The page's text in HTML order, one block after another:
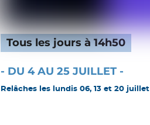
Tous les jours à 14h50
- DU 4 AU 25 JUILLET -
Relâches les lundis 06, 13 et 20 juillet